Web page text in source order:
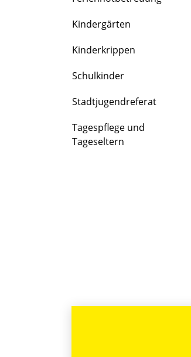
Kindergärten
Kinderkrippen
Schulkinder
Stadtjugendreferat
Tagespflege und
Tageseltern